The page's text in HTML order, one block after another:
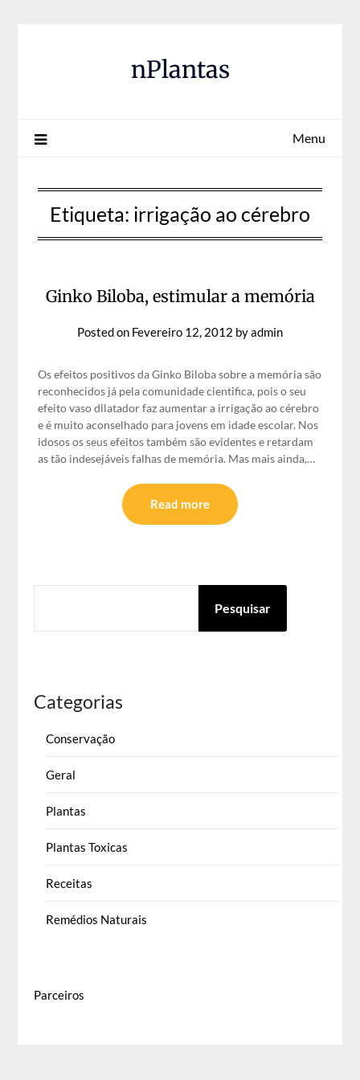
nPlantas
Menu
Etiqueta: irrigação ao cérebro
Ginko Biloba, estimular a memória
Posted on Fevereiro 12, 2012 byadmin
Os efeitos positivos da Ginko Biloba sobre a memória são
reconhecidos já pela comunidade cientifica, pois o seu
efeito vaso dilatador faz aumentar a irrigação ao cérebro
e é muito aconselhado para jovens em idade escolar. Nos
idosos os seus efeitos também são evidentes e retardam
as tão indesejáveis falhas de memória. Mas mais ainda,…
Read more
Pesquisar
Categorias
Conservação
Geral
Plantas
Plantas Toxicas
Receitas
Remédios Naturais
Parceiros